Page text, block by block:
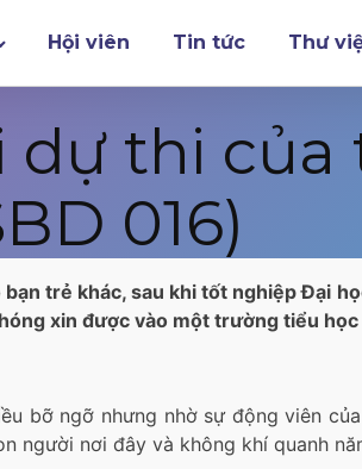
Hội viên Tin tức Thư
dự thi
016)
trẻ khác, sau khi tốt nghiệp Đại
xin được vào một trường tiểu
bỡ ngỡ nhưng nhờ sự động viên
nơi đây và không khí quanh